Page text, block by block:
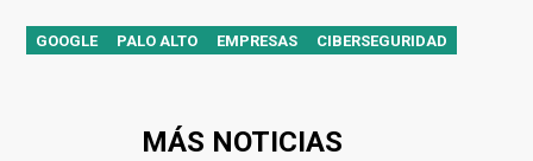
GOOGLE PALO ALTO EMPRESAS CIBERSEGURIDAD
MÁS NOTICIAS